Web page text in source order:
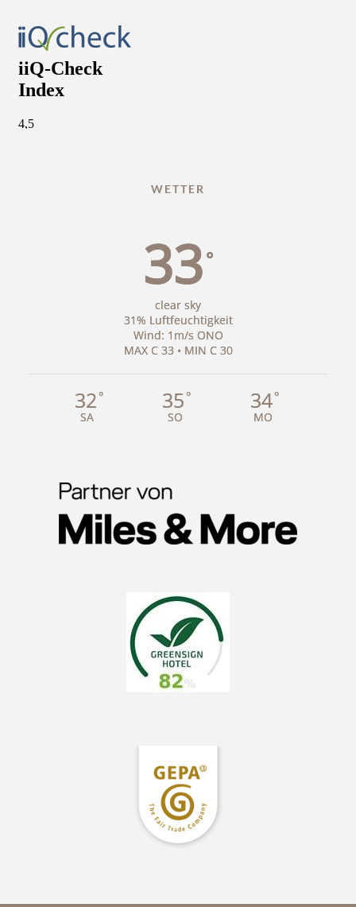
WETTER
33°
clear sky
31% Luftfeuchtigkeit
Wind: 1m/s ONO
MAX C 33 • MIN C 30
32°
SA
35°
SO
34°
MO